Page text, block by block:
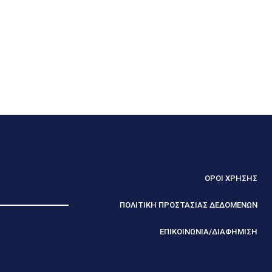
ΟΡΟΙ ΧΡΗΣΗΣ
ΠΟΛΙΤΙΚΗ ΠΡΟΣΤΑΣΙΑΣ ΔΕΔΟΜΕΝΩΝ
ΕΠΙΚΟΙΝΩΝΙΑ/ΔΙΑΦΗΜΙΣΗ